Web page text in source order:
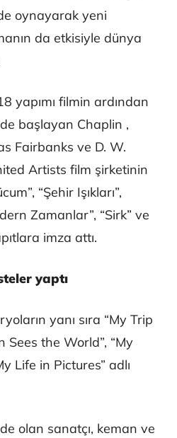
oynayarak yeni
da etkisiyle dünya
yapımı filmin ardından
başlayan Chaplin ,
Fairbanks ve D. W.
Artists film şirketinin
“Şehir Işıkları”,
Zamanlar”, “Sirk” ve
imza attı.
yaptı
yanı sıra “My Trip
Sees the World”, “My
Life in Pictures” adlı
olan sanatçı, keman ve